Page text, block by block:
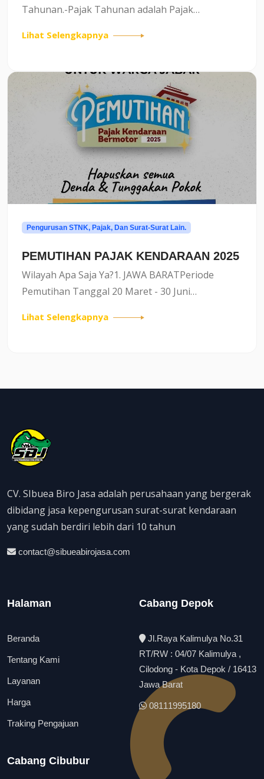
Tahunan.-Pajak Tahunan adalah Pajak
sekali.Komponen Pajak meliputi&nbsp; PKB (
Lihat Selengkapnya
Pengurusan STNK, Pajak, Dan Surat-Surat Lain.
PEMUTIHAN PAJAK KENDARAAN 2025
Wilayah Apa Saja Ya?1. JAWA BARATPeriode
Pemutihan Tanggal 20 Maret - 30 Juni
Tunggakan Pokok Pajak:Seluruh tunggakan
Lihat Selengkapnya
CV. SIbuea Biro Jasa adalah perusahaan yang bergerak
dibidang jasa kepengurusan surat-surat kendaraan
yang sudah berdiri lebih dari 10 tahun
contact@sibueabirojasa.com
Halaman
Beranda
Tentang Kami
Layanan
Harga
Traking Pengajuan
Cabang Depok
Jl.Raya Kalimulya No.31
RT/RW : 04/07 Kalimulya ,
Cilodong - Kota Depok / 16413
Jawa Barat
08111995180
Cabang Cibubur